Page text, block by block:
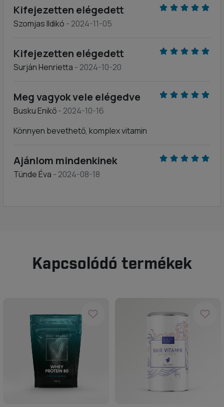
Kifejezetten elégedett
Szomjas Ildikó - 2024-11-05
Kifejezetten elégedett
Surján Henrietta - 2024-10-20
Meg vagyok vele elégedve
Busku Enikő- 2024-10-16
Könnyen bevethető, komplex vitamin
Ajánlom mindenkinek
Tünde Éva - 2024-08-18
Kapcsolódó termékek